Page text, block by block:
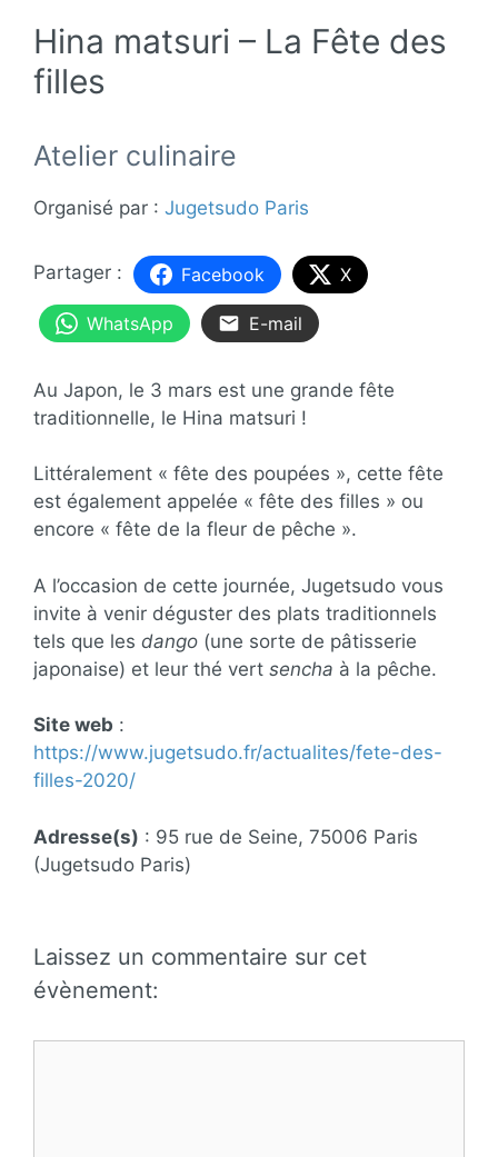
Hina matsuri – La Fête des
filles
Atelier culinaire
Organisé par : Jugetsudo Paris
Facebook X
WhatsApp E-mail
Au Japon, le 3 mars est une grande fête
traditionnelle, le Hina matsuri !
Littéralement « fête des poupées », cette fête
est également appelée « fête des filles » ou
encore « fête de la fleur de pêche ».
A l’occasion de cette journée, Jugetsudo vous
invite à venir déguster des plats traditionnels
tels que les dango (une sorte de pâtisserie
japonaise) et leur thé vert sencha à la pêche.
Site web :
https://www.jugetsudo.fr/actualites/fete-des-
filles-2020/
Adresse(s) : 95 rue de Seine, 75006 Paris
(Jugetsudo Paris)
Laissez un commentaire sur cet
évènement: